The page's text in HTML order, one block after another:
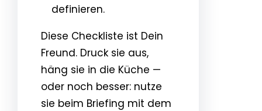
definieren.
Diese Checkliste ist Dein
Freund. Druck sie aus,
häng sie in die Küche —
oder noch besser: nutze
sie beim Briefing mit dem